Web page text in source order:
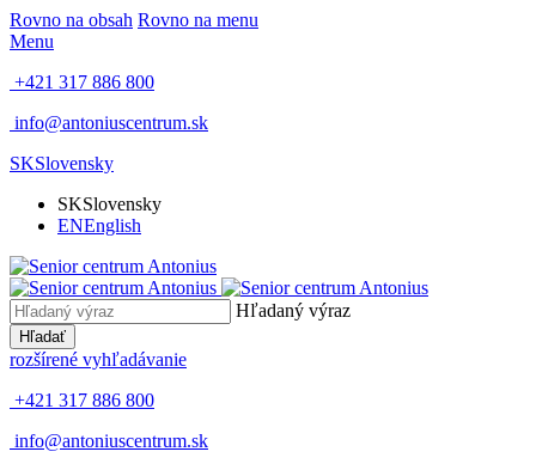
Rovno na obsah Rovno na menu
Menu
+421 317 886 800
info@antoniuscentrum.sk
SKSlovensky
SKSlovensky
ENEnglish
Hľadaný výraz
Hľadať
rozšírené vyhľadávanie
+421 317 886 800
info@antoniuscentrum.sk